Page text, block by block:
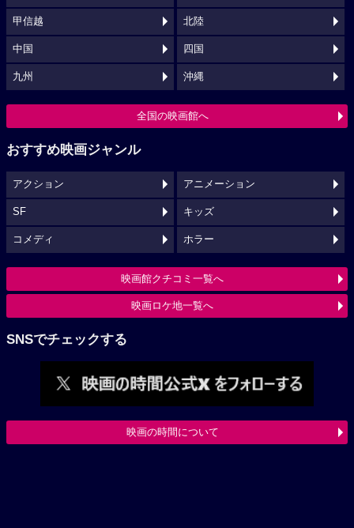
甲信越 北陸
中国 四国
九州 沖縄
全国の映画館へ
おすすめ映画ジャンル
アクション アニメーション
SF キッズ
コメディ ホラー
映画館クチコミ一覧へ
映画ロケ地一覧へ
SNSでチェックする
映画の時間について